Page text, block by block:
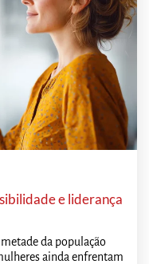
e liderança
da população
ainda enfrentam